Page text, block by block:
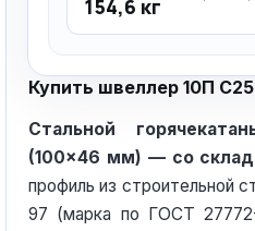
154,6 кг
Купить швеллер 10П
Стальной
(100×46 мм) — со
профиль из строительной
97 (марка по ГОСТ